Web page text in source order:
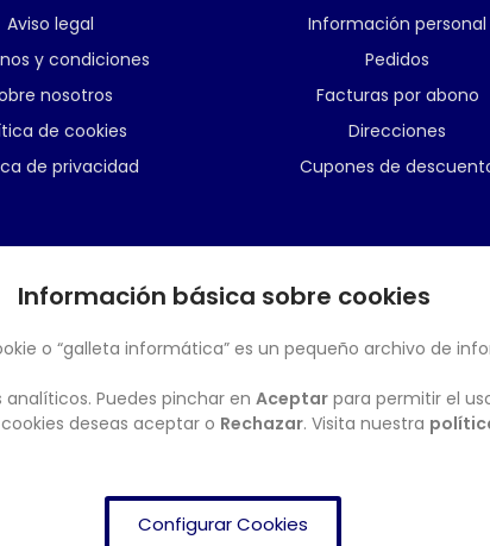
Aviso legal
y condiciones
nosotros
de cookies
de privacidad
Información personal
Pedidos
Facturas por abono
Direcciones
Cupones de
BOLETÍN
Información básica sobre cookies
o “galleta informática” es un pequeño archivo de
Puedes pinchar en Aceptar para permitir el
deseas aceptar o Rechazar. Visita nuestra
Configurar Cookies